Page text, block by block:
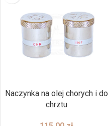
Naczynka na olej chorych i do
chrztu